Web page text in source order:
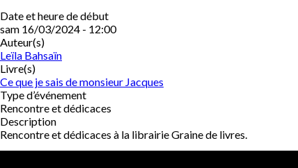
Date et heure de début
sam 16/03/2024 - 12:00
Auteur(s)
Leïla Bahsaïn
Livre(s)
Ce que je sais de monsieur Jacques
Type d’événement
Rencontre et dédicaces
Description
Rencontre et dédicaces à la librairie Graine de livres.